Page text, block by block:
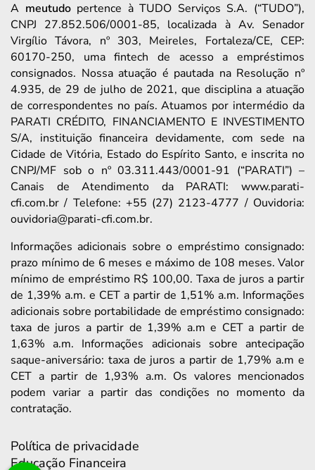
A meutudopertence à TUDO Serviços S.A. (“TUDO”),
CNPJ 27.852.506/0001-85, localizada à Av. Senador
Virgílio Távora, nº 303, Meireles, Fortaleza/CE, CEP:
60170-250, uma fintech de acesso a empréstimos
consignados. Nossa atuação é pautada na Resolução nº
4.935, de 29 de julho de 2021, que disciplina a atuação
de correspondentes no país. Atuamos por intermédio da
PARATI CRÉDITO, FINANCIAMENTO E INVESTIMENTO
S/A, instituição financeira devidamente, com sede na
Cidade de Vitória, Estado do Espírito Santo, e inscrita no
CNPJ/MF sob o nº 03.311.443/0001-91 (“PARATI”) –
Canais de Atendimento da PARATI: www.parati-
cfi.com.br / Telefone: +55 (27) 2123-4777 / Ouvidoria:
ouvidoria@parati-cfi.com.br.
Informações adicionais sobre o empréstimo consignado:
prazo mínimo de 6 meses e máximo de 108 meses. Valor
mínimo de empréstimo R$ 100,00. Taxa de juros a partir
de 1,39% a.m. e CET a partir de 1,51% a.m. Informações
adicionais sobre portabilidade de empréstimo consignado:
taxa de juros a partir de 1,39% a.m e CET a partir de
1,63% a.m. Informações adicionais sobre antecipação
saque-aniversário: taxa de juros a partir de 1,79% a.m e
CET a partir de 1,93% a.m. Os valores mencionados
podem variar a partir das condições no momento da
contratação.
Política de privacidade
Educação Financeira